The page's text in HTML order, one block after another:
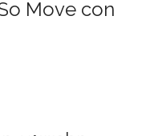
Move con